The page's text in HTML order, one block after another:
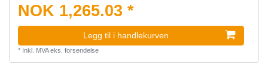
NOK 1,265.03 *
Legg til i handlekurven
* Inkl. MVAeks. forsendelse